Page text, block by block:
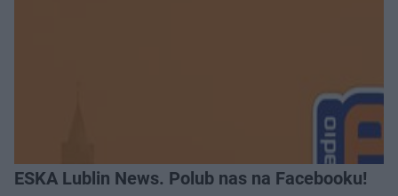
ESKA Lublin News. Polub nas na Facebooku!